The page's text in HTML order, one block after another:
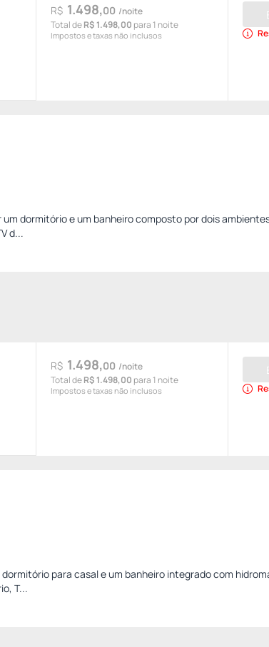
R$ 1.498,00 /noite
Total deR$ 1.498,00 para 1 noite
Impostos e taxas não inclusos
dormitório e um banheiro composto por dois
d...
R$ 1.498,00 /noite
Total deR$ 1.498,00 para 1 noite
Impostos e taxas não inclusos
para casal e um banheiro integrado com
T...